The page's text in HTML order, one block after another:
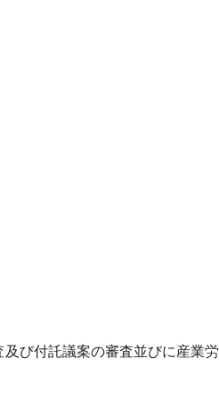
び付託議案の審査並びに産業労